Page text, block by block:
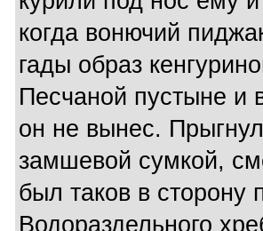
когда вонючий
гады образ
Песчаной пустыне и
он не вынес.
замшевой сумкой,
был таков в сторону
Водораздельного